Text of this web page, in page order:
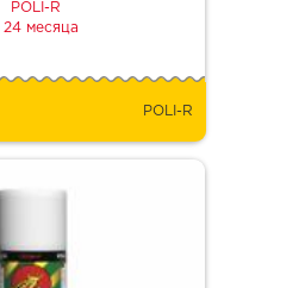
POLI-R
24 месяца
POLI-R